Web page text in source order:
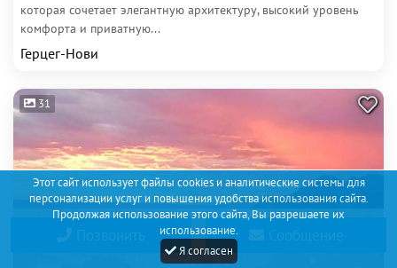
Этот сайт использует файлы cookies и аналитические системы для
персонализации услуг и повышения удобства использования сайта.
Продолжая использование этого сайта, Вы разрешаете их
использование.
Я согласен
которая сочетает элегантную архитектуру, высокий уровень
комфорта и приватную...
Герцег-Нови
31
Позвонить Сообщение